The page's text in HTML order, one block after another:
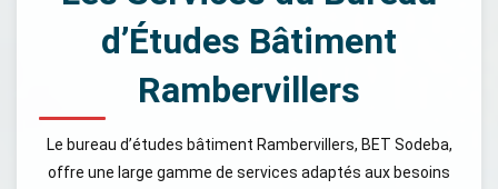
d’Études Bâtiment
Rambervillers
Le bureau d’études bâtiment Rambervillers, BET Sodeba,
offre une large gamme de services adaptés aux besoins